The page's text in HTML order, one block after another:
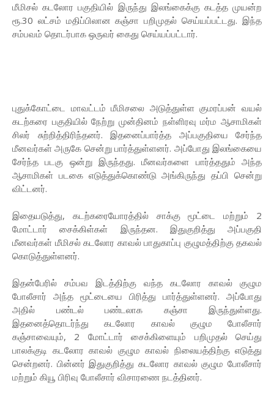
மீமிசல் கடலோர பகுதியில் இருந்து இலங்கைக்கு கடத்த முயன்ற
ரூ.30 லட்சம் மதிப்பிலான கஞ்சா பறிமுதல் செய்யப்பட்டது. இந்த
சம்பவம் தொடர்பாக ஒருவர் கைது செய்யப்பட்டார்.
புதுக்கோட்டை மாவட்டம் மீமிசலை அடுத்துள்ள குமரப்பன் வயல்
கடற்கரை பகுதியில் நேற்று முன்தினம் நள்ளிரவு மர்ம ஆசாமிகள்
சிலர் சுற்றித்திரிந்தனர். இதனைப்பார்த்த அப்பகுதியை சேர்ந்த
மீனவர்கள் அருகே சென்று பார்த்துள்ளனர். அப்போது இலங்கையை
சேர்ந்த படகு ஒன்று இருந்தது. மீனவர்களை பார்த்ததும் அந்த
ஆசாமிகள் படகை எடுத்துக்கொண்டு அங்கிருந்து தப்பி சென்று
விட்டனர்.
இதையடுத்து, கடற்கரையோரத்தில் சாக்கு மூட்டை மற்றும் 2
மோட்டார் சைக்கிள்கள் இருந்தன. இதுகுறித்து அப்பகுதி
மீனவர்கள் மீமிசல் கடலோர காவல் பாதுகாப்பு குழுமத்திற்கு தகவல்
கொடுத்துள்ளனர்.
இதன்பேரில் சம்பவ இடத்திற்கு வந்த கடலோர காவல் குழும
போலீசார் அந்த மூட்டையை பிரித்து பார்த்துள்ளனர். அப்போது
அதில் பண்டல் பண்டலாக கஞ்சா இருந்துள்ளது.
இதனைத்தொடர்ந்து கடலோர காவல் குழும போலீசார்
கஞ்சாவையும், 2 மோட்டார் சைக்கிளையும் பறிமுதல் செய்து
பாலக்குடி கடலோர காவல் குழும காவல் நிலையத்திற்கு எடுத்து
சென்றனர். பின்னர் இதுகுறித்து கடலோர காவல் குழும போலீசார்
மற்றும் கியூ பிரிவு போலீசார் விசாரணை நடத்தினர்.